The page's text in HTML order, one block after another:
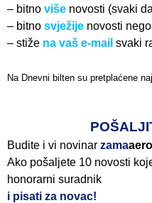
– bitno više novosti (svaki
– bitno svježije novosti
– stiže na vaš e-mail svaki
Na Dnevni bilten su pretplaćene
Budite i vi novinar zamaaero
Ako pošaljete 10 novosti
honorarni suradnik
i pisati za novac!